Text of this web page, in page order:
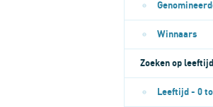
Winnaars
Zoeken op leeftijd
Leeftijd - 0